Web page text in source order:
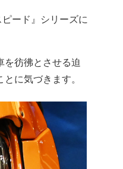
ード』シリーズに
彷彿とさせる迫
に気づきます。